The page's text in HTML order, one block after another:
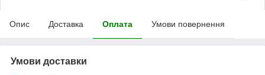
Опис Доставка Оплата Умови повернення
Умови доставки